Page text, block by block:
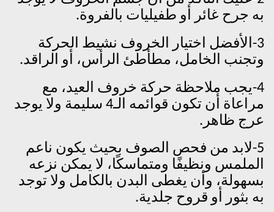
به جرح غائر أو طفيليات بالفروة.
3-الأفضل اختيار الخروف نشيط الحركة
وتجنب الخامل، مطأطئ الرأس، أو الراقد.
4-يجب ملاحظة حركة خروف العيد، مع
مراعاة أن تكون قوائمه الـ4 سليمة ولا يوجد
عرج ظاهر.
5-لابد من فحص الصوف بحيث يكون ناعم
الملمس ونظيفًا ومتماسكًا، لا يمكن نزعه
بسهولة، وأن يغطى البدن بالكامل ولا توجد
به بثور أو قروح جلدية.